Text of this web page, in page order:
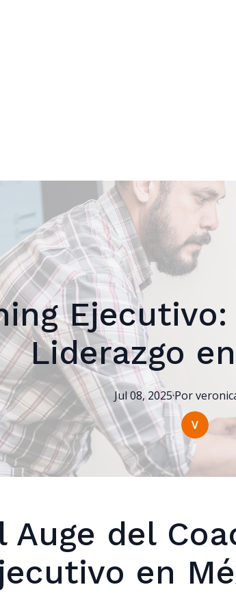
Liderazgo
Jul 08, 2025·Por
Auge del
en